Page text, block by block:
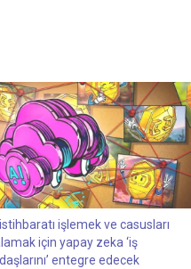
işlemek ve casusları
için yapay zeka ‘iş
entegre edecek